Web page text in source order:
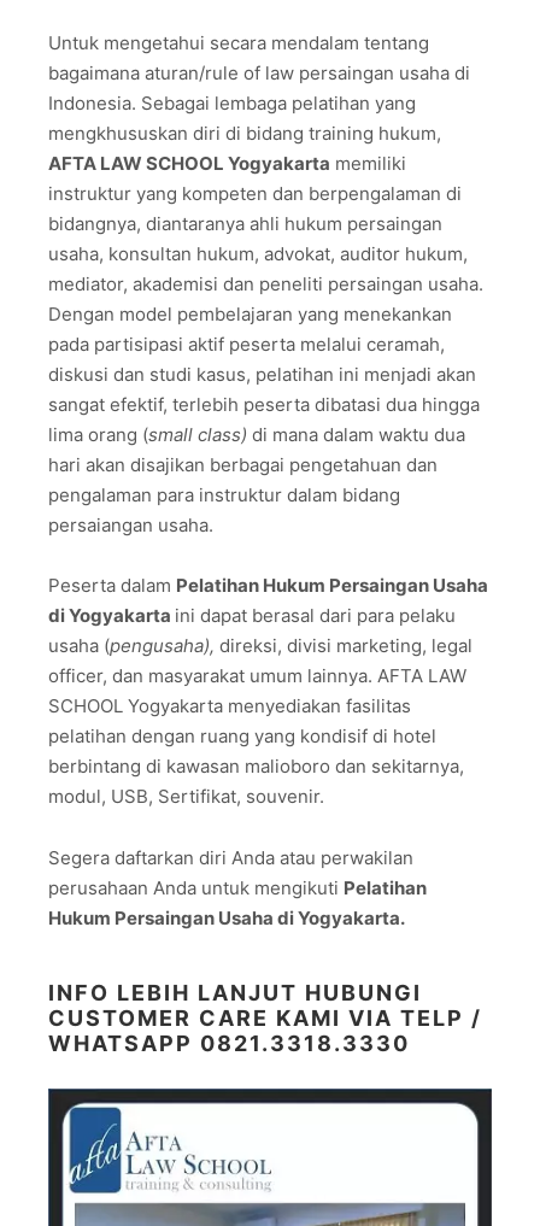
Untuk mengetahui secara mendalam tentang
bagaimana aturan/rule of law persaingan usaha di
Indonesia. Sebagai lembaga pelatihan yang
mengkhususkan diri di bidang training hukum,
AFTA LAW SCHOOL Yogyakarta memiliki
instruktur yang kompeten dan berpengalaman di
bidangnya, diantaranya ahli hukum persaingan
usaha, konsultan hukum, advokat, auditor hukum,
mediator, akademisi dan peneliti persaingan usaha.
Dengan model pembelajaran yang menekankan
pada partisipasi aktif peserta melalui ceramah,
diskusi dan studi kasus, pelatihan ini menjadi akan
sangat efektif, terlebih peserta dibatasi dua hingga
lima orang (small class) di mana dalam waktu dua
hari akan disajikan berbagai pengetahuan dan
pengalaman para instruktur dalam bidang
persaiangan usaha.
Peserta dalam Pelatihan Hukum Persaingan Usaha
di Yogyakarta ini dapat berasal dari para pelaku
usaha (pengusaha), direksi, divisi marketing, legal
officer, dan masyarakat umum lainnya. AFTA LAW
SCHOOL Yogyakarta menyediakan fasilitas
pelatihan dengan ruang yang kondisif di hotel
berbintang di kawasan malioboro dan sekitarnya,
modul, USB, Sertifikat, souvenir.
Segera daftarkan diri Anda atau perwakilan
perusahaan Anda untuk mengikuti Pelatihan
Hukum Persaingan Usaha di Yogyakarta.
INFO LEBIH LANJUT HUBUNGI
CUSTOMER CARE KAMI VIA TELP /
WHATSAPP 0821.3318.3330